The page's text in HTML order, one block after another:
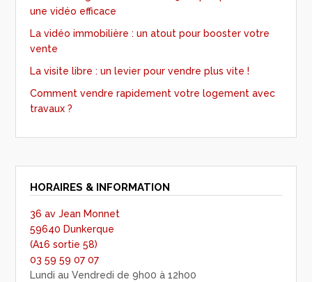
une vidéo efficace
La vidéo immobilière : un atout pour booster votre
vente
La visite libre : un levier pour vendre plus vite !
Comment vendre rapidement votre logement avec
travaux ?
HORAIRES & INFORMATION
36 av Jean Monnet
59640 Dunkerque
(A16 sortie 58)
03 59 59 07 07
Lundi au Vendredi de 9h00 à 12h00